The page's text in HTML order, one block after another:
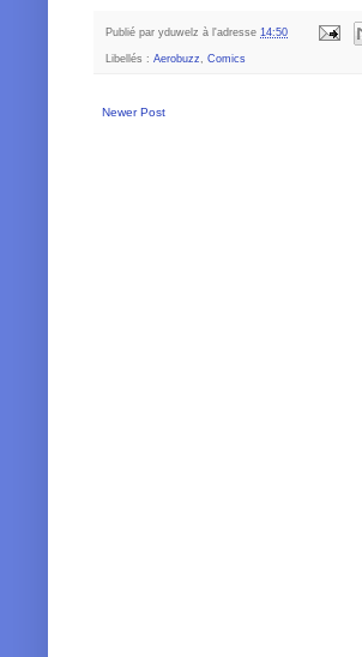
Publié par yduwelz à l'adresse 14:50
Libellés : Aerobuzz, Comics
Newer Post